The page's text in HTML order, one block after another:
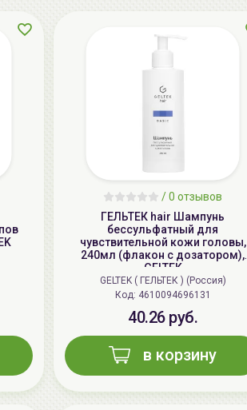
aкция
LIMBA Premium Line Маска-
реконструктор для волос | 750мл | LIMBA
Cosmetics Premium Line Reconstruction
155.00 руб. -10%
aкция
/0 отзывов
ГЕЛЬТЕК hair Шампунь
бессульфатный для
чувствительной кожи головы,
240мл (флакон с дозатором),
GELTEK
GELTEK ( ГЕЛЬТЕК ) (Россия)
Код: 4610094696131
40.26 руб.
в корзину